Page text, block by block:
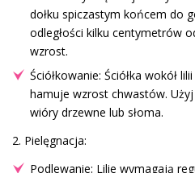
dołku spiczastym końcem do
odległości kilku centymetrów
wzrost.
Ściółkowanie: Ściółka wokół
hamuje wzrost chwastów.
wióry drzewne lub słoma.
2. Pielęgnacja:
Podlewanie: Lilie wymagają